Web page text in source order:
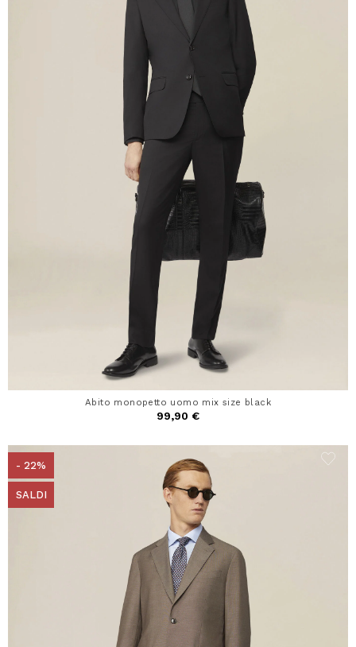
Abito monopetto uomo mix size black
99,90 €
- 22%
SALDI